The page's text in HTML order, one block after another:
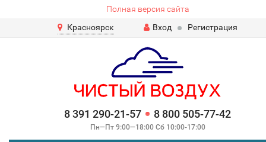
Полная версия сайта
Красноярск
Вход Регистрация
8 391 290-21-57 8 800 505-77-42
Пн—Пт 9:00—18:00 Сб 10:00-17:00